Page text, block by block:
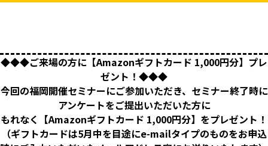
◆◆◆ご来場の方に【Amazonギフトカード 1,000円分】プレ
ゼント！◆◆◆
今回の福岡開催セミナーにご参加いただき、セミナー終了時に
アンケートをご提出いただいた方に
もれなく【Amazonギフトカード 1,000円分】をプレゼント！
（ギフトカードは5月中を目途にe-mailタイプのものをお申込